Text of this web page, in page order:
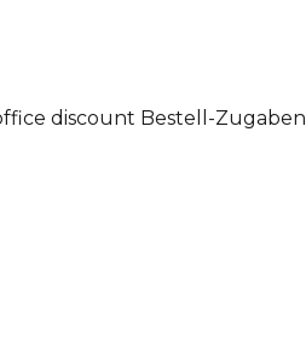
discount Bestell-Zugaben